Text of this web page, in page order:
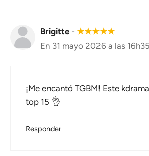
Brigitte - ★★★★★
En 31 mayo 2026 a las 16h35
¡Me encantó TGBM! Este
top 15 👌
Responder